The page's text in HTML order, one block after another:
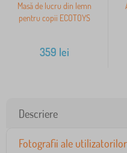
Masă de lucru din lemn
pentru copii ECOTOYS
359 lei
Descriere
Fotografii ale utilizatorilor